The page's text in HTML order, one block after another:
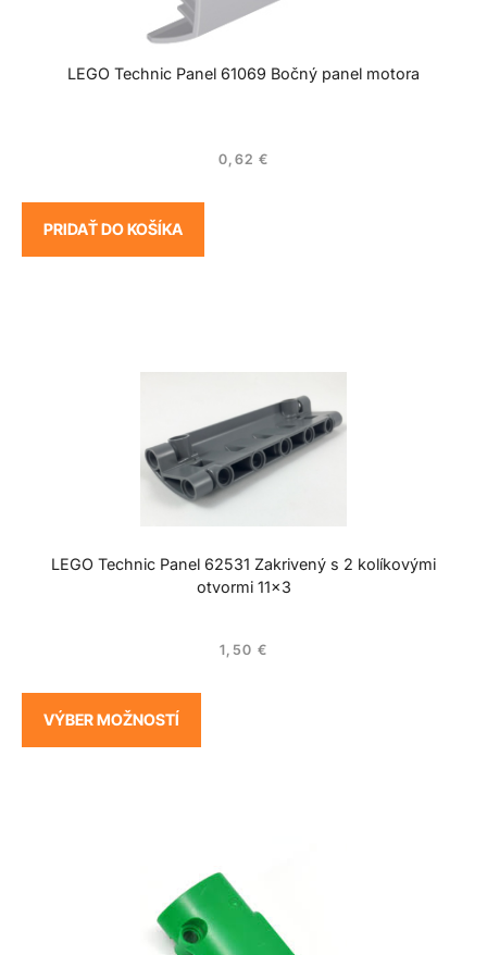
LEGO Technic Panel 61069 Bočný panel motora
0,62 €
PRIDAŤ DO KOŠÍKA
LEGO Technic Panel 62531 Zakrivený s 2 kolíkovými
otvormi 11×3
1,50 €
VÝBER MOŽNOSTÍ